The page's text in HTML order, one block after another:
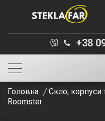
+38
Головна Скло, корпуси
Roomster